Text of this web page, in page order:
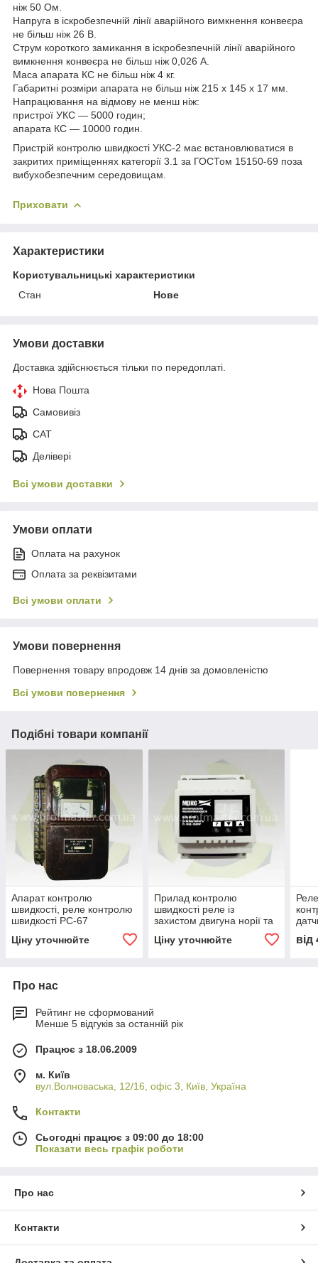
ніж 50 Ом.
Напруга в іскробезпечній лінії аварійного вимкнення конвеєра
не більш ніж 26 В.
Струм короткого замикання в іскробезпечній лінії аварійного
вимкнення конвеєра не більш ніж 0,026 А.
Маса апарата КС не більш ніж 4 кг.
Габаритні розміри апарата не більш ніж 215 х 145 х 17 мм.
Напрацювання на відмову не менш ніж:
пристрої УКС — 5000 годин;
апарата КС — 10000 годин.
Пристрій контролю швидкості УКС-2 має встановлюватися в
закритих приміщеннях категорії 3.1 за ГОСТом 15150-69 поза
вибухобезпечним середовищам.
Приховати
Характеристики
Користувальницькі характеристики
Стан
Нове
Умови доставки
Доставка здійснюється тільки по передоплаті.
Нова Пошта
Самовивіз
САТ
Делівері
Всі умови доставки
Умови оплати
Оплата на рахунок
Оплата за реквізитами
Всі умови оплати
Умови повернення
Повернення товару впродовж 14 днів за домовленістю
Всі умови повернення
Подібні товари компанії
Апарат контролю
швидкості, реле контролю
швидкості РС-67
Ціну уточнюйте
Прилад контролю
швидкості реле із
захистом двигуна норії та
Ціну уточнюйте від
Про нас
Рейтинг не сформований
Менше 5 відгуків за останній рік
Працює з 18.06.2009
м. Київ
вул.Волноваська, 12/16, офіс 3, Київ, Україна
Контакти
Сьогодні працює з 09:00 до 18:00
Показати весь графік роботи
Про нас
Контакти